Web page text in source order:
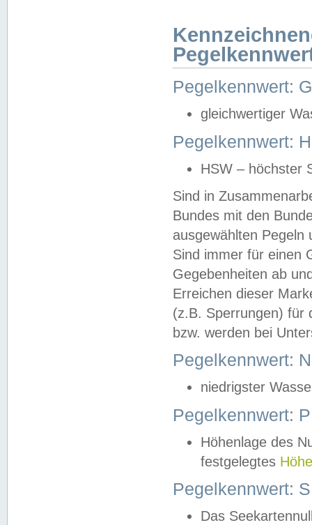
Pegelkennwert:
gleichwertiger
Pegelkennwert:
HSW – höchster
Sind in
Bundes mit den
ausgewählten
Sind immer für einen
Gegebenheiten ab
Erreichen dieser
(z.B. Sperrungen) für
bzw. werden bei
Pegelkennwert:
niedrigster
Pegelkennwert:
Höhenlage des
festgelegtes
Pegelkennwert:
Das